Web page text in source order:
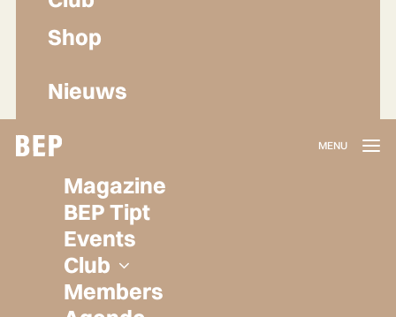
Magazine
BEP Tipt
Events
Club
Members
Shop
Nieuws
Lidmaatschap
Herroepen
Privacy policy
Algemene voorwaarden